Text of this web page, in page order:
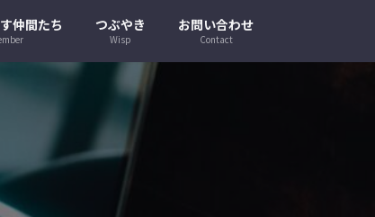
仲間たち つぶやき
Wisp
お問い合わせ
Contact